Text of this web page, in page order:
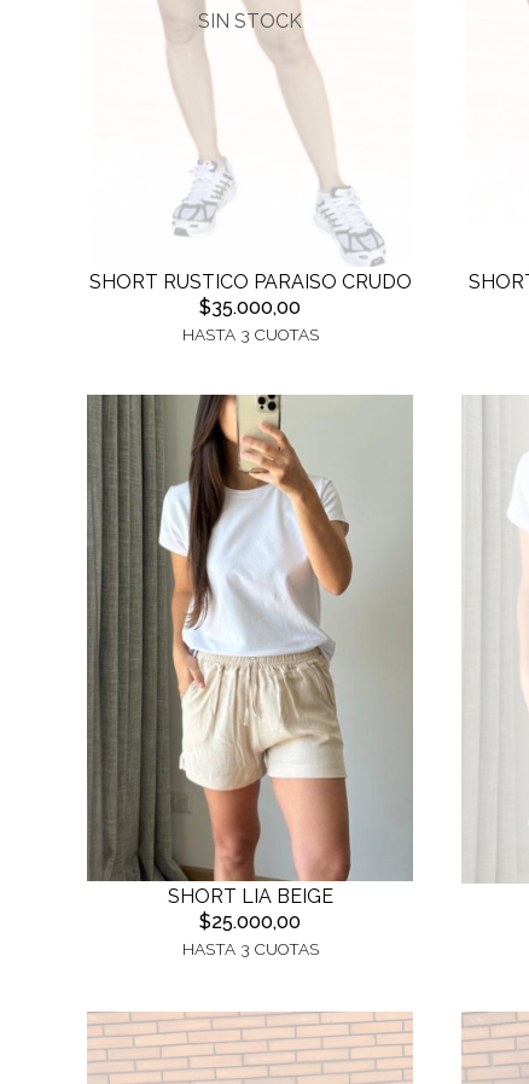
SIN STOCK
SHORT RUSTICO PARAISO CRUDO
$35.000,00
HASTA 3 CUOTAS
SHORT LIA BEIGE
$25.000,00
HASTA 3 CUOTAS